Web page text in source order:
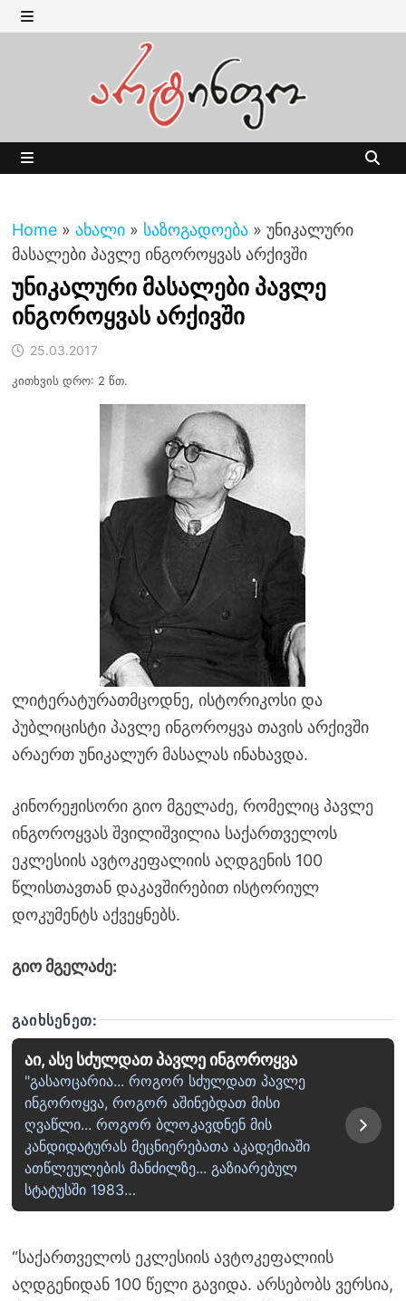
Skip
to MENU
Home » ახალი » საზოგადოება » უნიკალური
მასალები პავლე ინგოროყვას არქივში
უნიკალური მასალები პავლე
ინგოროყვას არქივში
25.03.2017
კითხვის დრო: 2 წთ.
ლიტერატურათმცოდნე, ისტორიკოსი და
პუბლიცისტი პავლე ინგოროყვა თავის არქივში
არაერთ უნიკალურ მასალას ინახავდა.
კინორეჟისორი გიო მგელაძე, რომელიც პავლე
ინგოროყვას შვილიშვილია საქართველოს
ეკლესიის ავტოკეფალიის აღდგენის 100
წლისთავთან დაკავშირებით ისტორიულ
დოკუმენტს აქვეყნებს.
გიო მგელაძე:
ᲒᲐᲘᲮᲡᲔᲜᲔᲗ:
აი, ასე სძულდათ პავლე ინგოროყვა
"გასაოცარია... როგორ სძულდათ პავლე
ინგოროყვა, როგორ აშინებდათ მისი
ღვაწლი... როგორ ბლოკავდნენ მის
კანდიდატურას მეცნიერებათა აკადემიაში
ათწლეულების მანძილზე... გაზიარებულ
სტატუსში 1983…
“საქართველოს ეკლესიის ავტოკეფალიის
აღდგენიდან 100 წელი გავიდა. არსებობს ვერსია,